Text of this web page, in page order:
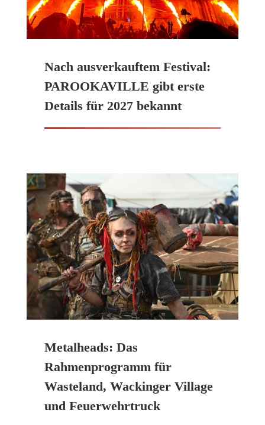
Nach ausverkauftem Festival:
PAROOKAVILLE gibt erste
Details für 2027 bekannt
Metalheads: Das
Rahmenprogramm für
Wasteland, Wackinger Village
und Feuerwehrtruck